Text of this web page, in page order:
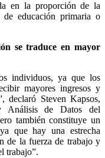
en la proporción de la
educación primaria o
se traduce en mayor
individuos, ya que los
mayores ingresos y
declaró Steven Kapsos,
Análisis de Datos del
también constituye un
que hay una estrecha
de la fuerza de trabajo y
trabajo”.